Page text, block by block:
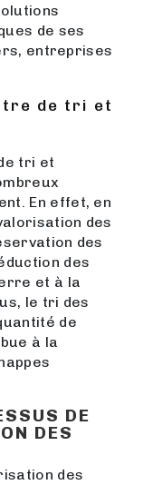
de ses
entreprises
de tri et
tri et
En effet, en
des
des
des
et à la
le tri des
de
à la
DE
DES
des